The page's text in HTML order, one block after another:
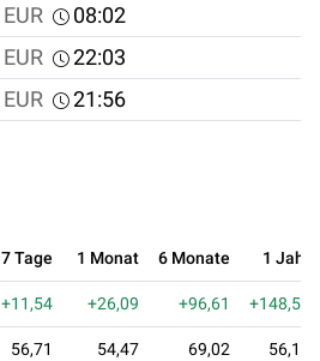
EUR
08:02
EUR
22:03
EUR 21:56
7 Tage 1 Monat 6 Monate 1 Jahr
+11,54 +26,09 +96,61 +148,57
56,71 54,47 69,02 56,12